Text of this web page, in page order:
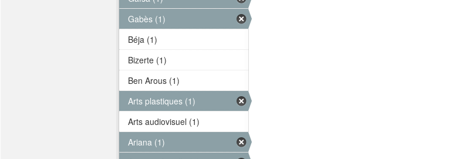
Gabès (1)
Béja (1)
Bizerte (1)
Ben Arous (1)
Arts plastiques (1)
Arts audiovisuel (1)
Ariana (1)